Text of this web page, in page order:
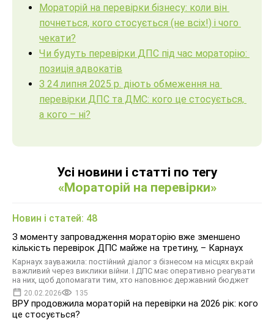
Мораторій на перевірки бізнесу: коли він
почнеться, кого стосується (не всіх!) і чого
чекати?
Чи будуть перевірки ДПС під час мораторію:
позиція адвокатів
З 24 липня 2025 р. діють обмеження на
перевірки ДПС та ДМС: кого це стосується,
а кого – ні?
Усі новини і статті по тегу
«Мораторій на перевірки»
Новин і статей: 48
З моменту запровадження мораторію вже зменшено
кількість перевірок ДПС майже на третину, – Карнаух
Карнаух зауважила: постійний діалог з бізнесом на місцях вкрай
важливий через виклики війни. І ДПС має оперативно реагувати
на них, щоб допомагати тим, хто наповнює державний бюджет
20.02.2026 135
ВРУ продовжила мораторій на перевірки на 2026 рік: кого
це стосується?